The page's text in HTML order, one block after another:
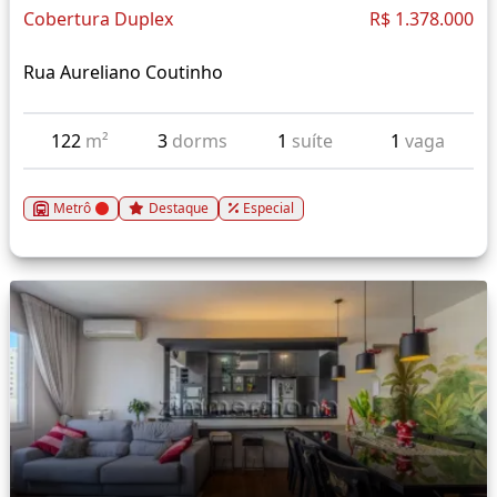
Cobertura Duplex R$ 1.378.000
Rua Aureliano Coutinho
122 m² 3 dorms 1 suíte 1 vaga
Metrô Destaque Especial